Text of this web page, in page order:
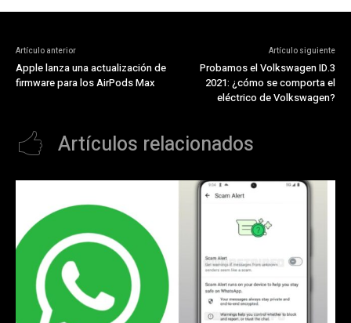
Artículo anterior
Apple lanza una actualización de
firmware para los AirPods Max
Artículo siguiente
Probamos el Volkswagen ID.3
2021: ¿cómo se comporta el
eléctrico de Volkswagen?
Artículos relacionados